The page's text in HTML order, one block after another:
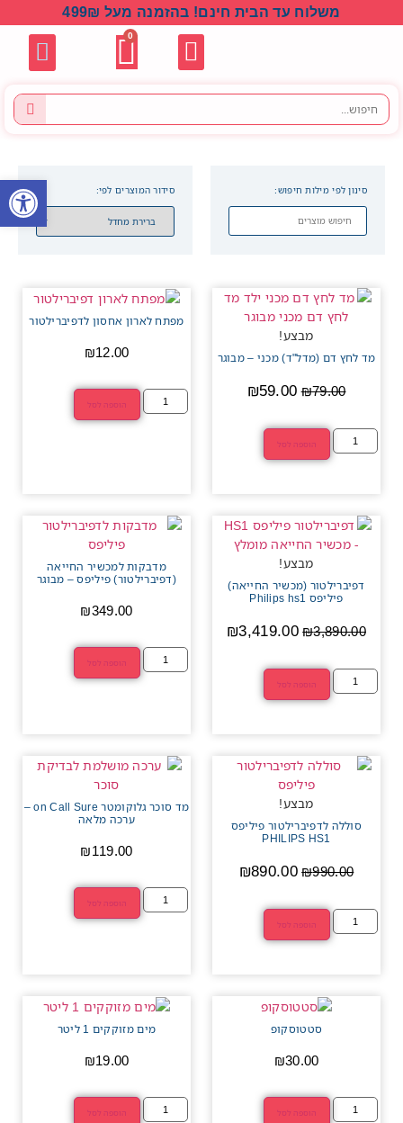
משלוח עד הבית חינם! בהזמנה מעל 499₪
0
סינון לפי מילות חיפוש: סידור המוצרים לפי:
מבצע!
מד לחץ דם (מדל"ד) מכני – מבוגר
₪79.00
₪59.00
הוספה לסל
מפתח לארון אחסון לדפיברילטור
₪12.00
הוספה לסל
מבצע!
דפיברילטור (מכשיר החייאה)
פיליפס Philips hs1
₪3,890.00
₪3,419.00
הוספה לסל
מדבקות למכשיר החייאה
(דפיברילטור) פיליפס – מבוגר
₪349.00
הוספה לסל
מבצע!
סוללה לדפיברילטור פיליפס
PHILIPS HS1
₪990.00
₪890.00
הוספה לסל
מד סוכר גלוקומטר on Call Sure –
ערכה מלאה
₪119.00
הוספה לסל
סטטוסקופ
₪30.00
הוספה לסל
מים מזוקקים 1 ליטר
₪19.00
הוספה לסל
פתח